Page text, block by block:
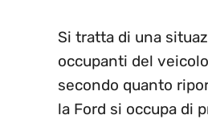
Si tratta di una
occupanti del
secondo quanto
la Ford si occupa di